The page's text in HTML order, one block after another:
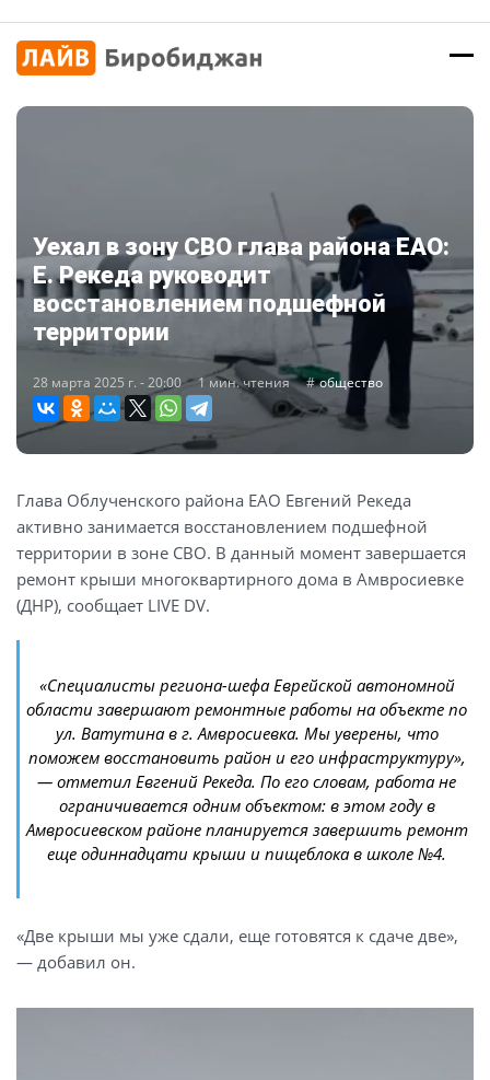
Уехал в зону СВО глава района ЕАО:
Е. Рекеда руководит
восстановлением подшефной
территории
28 марта 2025 г. - 20:00 1 мин. чтения общество
Глава Облученского района ЕАО Евгений Рекеда
активно занимается восстановлением подшефной
территории в зоне СВО. В данный момент завершается
ремонт крыши многоквартирного дома в Амвросиевке
(ДНР), сообщает LIVE DV.
«Специалисты региона-шефа Еврейской автономной
области завершают ремонтные работы на объекте по
ул. Ватутина в г. Амвросиевка. Мы уверены, что
поможем восстановить район и его инфраструктуру»,
— отметил Евгений Рекеда. По его словам, работа не
ограничивается одним объектом: в этом году в
Амвросиевском районе планируется завершить ремонт
еще одиннадцати крыши и пищеблока в школе №4.
«Две крыши мы уже сдали, еще готовятся к сдаче две»,
— добавил он.